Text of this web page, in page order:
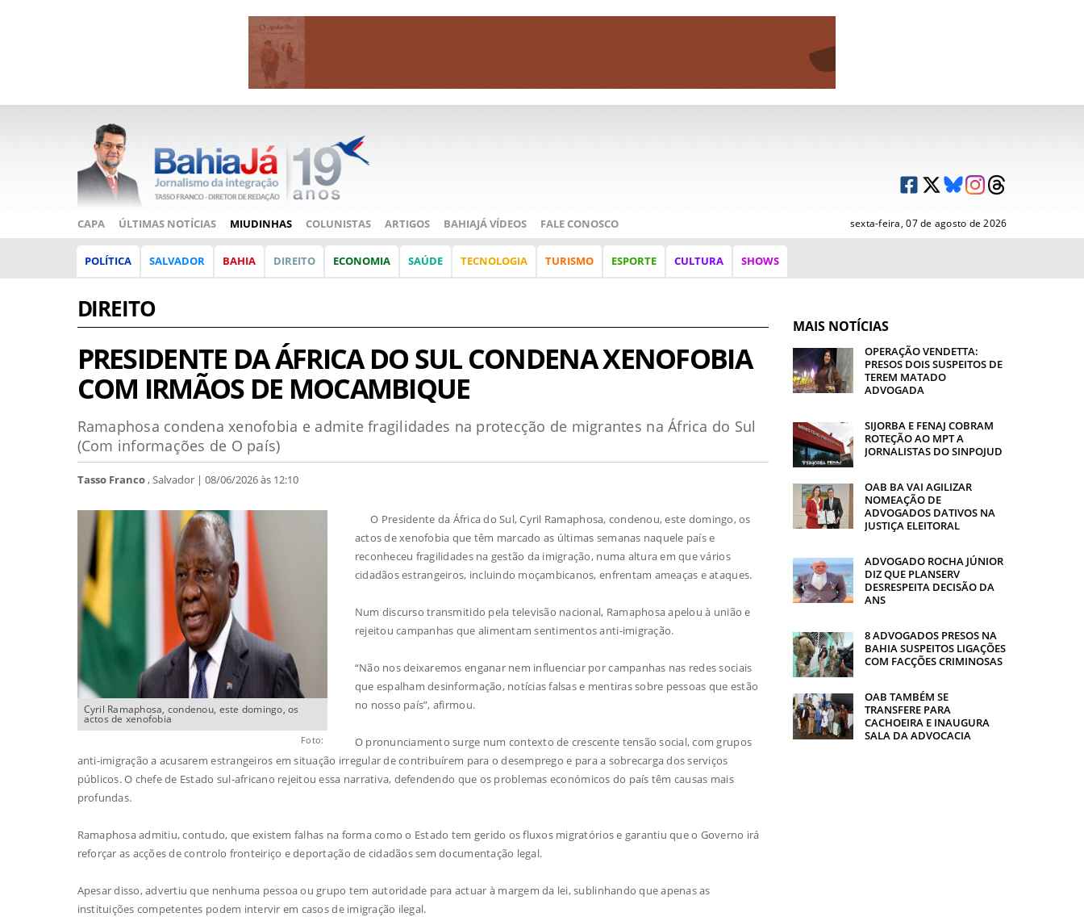
CAPA ÚLTIMAS NOTÍCIAS MIUDINHAS COLUNISTAS ARTIGOS BAHIAJÁ VÍDEOS FALE CONOSCO sexta-feira, 07 de agosto de 2026
POLÍTICA SALVADOR BAHIA DIREITO ECONOMIA SAÚDE TECNOLOGIA TURISMO ESPORTE CULTURA SHOWS
DIREITO
PRESIDENTE DA ÁFRICA DO SUL CONDENA XENOFOBIA
COM IRMÃOS DE MOCAMBIQUE
Ramaphosa condena xenofobia e admite fragilidades na protecção de migrantes na África do Sul
(Com informações de O país)
Tasso Franco, Salvador | 08/06/2026 às 12:10
Cyril Ramaphosa, condenou, este domingo, os
actos de xenofobia
Foto:
O Presidente da África do Sul, Cyril Ramaphosa, condenou, este domingo, os
actos de xenofobia que têm marcado as últimas semanas naquele país e
reconheceu fragilidades na gestão da imigração, numa altura em que vários
cidadãos estrangeiros, incluindo moçambicanos, enfrentam ameaças e ataques.
Num discurso transmitido pela televisão nacional, Ramaphosa apelou à união e
rejeitou campanhas que alimentam sentimentos anti-imigração.
“Não nos deixaremos enganar nem influenciar por campanhas nas redes sociais
que espalham desinformação, notícias falsas e mentiras sobre pessoas que estão
no nosso país”, afirmou.
O pronunciamento surge num contexto de crescente tensão social, com grupos
anti-imigração a acusarem estrangeiros em situação irregular de contribuírem para o desemprego e para a sobrecarga dos serviços
públicos. O chefe de Estado sul-africano rejeitou essa narrativa, defendendo que os problemas económicos do país têm causas mais
profundas.
Ramaphosa admitiu, contudo, que existem falhas na forma como o Estado tem gerido os fluxos migratórios e garantiu que o Governo irá
reforçar as acções de controlo fronteiriço e deportação de cidadãos sem documentação legal.
Apesar disso, advertiu que nenhuma pessoa ou grupo tem autoridade para actuar à margem da lei, sublinhando que apenas as
instituições competentes podem intervir em casos de imigração ilegal.
MAIS NOTÍCIAS
OPERAÇÃO VENDETTA:
PRESOS DOIS SUSPEITOS DE
TEREM MATADO
ADVOGADA
SIJORBA E FENAJ COBRAM
ROTEÇÃO AO MPT A
JORNALISTAS DO SINPOJUD
OAB BA VAI AGILIZAR
NOMEAÇÃO DE
ADVOGADOS DATIVOS NA
JUSTIÇA ELEITORAL
ADVOGADO ROCHA JÚNIOR
DIZ QUE PLANSERV
DESRESPEITA DECISÃO DA
ANS
8 ADVOGADOS PRESOS NA
BAHIA SUSPEITOS LIGAÇÕES
COM FACÇÕES CRIMINOSAS
OAB TAMBÉM SE
TRANSFERE PARA
CACHOEIRA E INAUGURA
SALA DA ADVOCACIA